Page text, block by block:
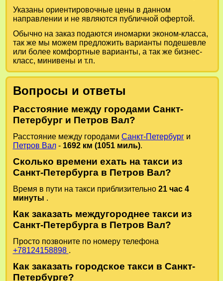
Указаны ориентировочные цены в данном
направлении и не являются публичной офертой.
Обычно на заказ подаются иномарки эконом-класса,
так же мы можем предложить варианты подешевле
или более комфортные варианты, а так же бизнес-
класс, минивены и т.п.
Вопросы и ответы
Расстояние между городами Санкт-
Петербург и Петров Вал?
Расстояние между городами Санкт-Петербурги
Петров Вал- 1692 км (1051 миль).
Сколько времени ехать на такси из
Санкт-Петербурга в Петров Вал?
Время в пути на такси приблизительно 21 час 4
минуты .
Как заказать междугороднее такси из
Санкт-Петербурга в Петров Вал?
Просто позвоните по номеру телефона
+78124158898 .
Как заказать городское такси в Санкт-
Петербурге?